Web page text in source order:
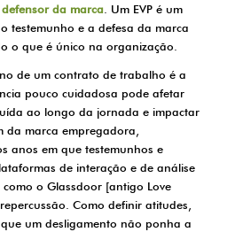
da marca. Um EVP é um
testemunho e a defesa da marca
o que é único na organização.
de um contrato de trabalho é a
pouco cuidadosa pode afetar
ao longo da jornada e impactar
da marca empregadora,
anos em que testemunhos e
de interação e de análise
o Glassdoor [antigo Love
Como definir atitudes,
um desligamento não ponha a